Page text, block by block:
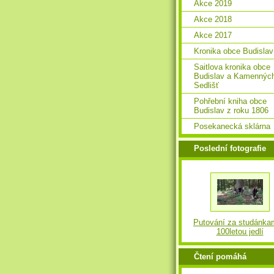
Akce 2019
Akce 2018
Akce 2017
Kronika obce Budislav
Saitlova kronika obce
Budislav a
Sedlišť
Pohřební kniha obce
Budislav z roku 1806
Posekanecká sklárna
Poslední fotografie
Putování za
100letou jedlí
Čtení pomáhá